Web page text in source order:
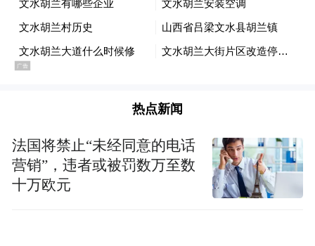
安装在救护车、消防车及私家车等特定车辆
上，以便在紧急情况下快速进行心肺复苏。
相比于固定场所的AED，车载AED则可以更
的过程中继续进行心肺复苏，与固定AED形
首个官方AED联盟成立了，这就是移动的急
救站
热点新闻
法国将禁止“未经同意的电话
营销”，违者或被罚数万至数
十万欧元